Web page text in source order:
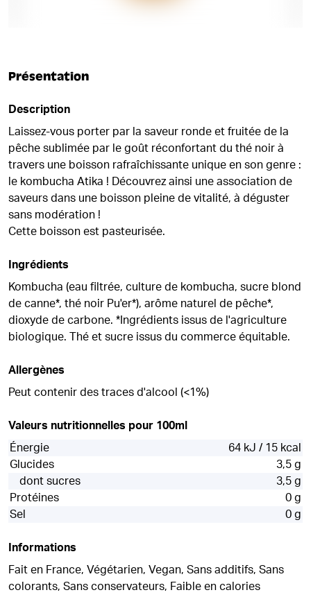
Présentation
Description
Laissez-vous porter par la saveur ronde et fruitée de la
pêche sublimée par le goût réconfortant du thé noir à
travers une boisson rafraîchissante unique en son genre :
le kombucha Atika ! Découvrez ainsi une association de
saveurs dans une boisson pleine de vitalité, à déguster
sans modération !
Cette boisson est pasteurisée.
Ingrédients
Kombucha (eau filtrée, culture de kombucha, sucre blond
de canne*, thé noir Pu'er*), arôme naturel de pêche*,
dioxyde de carbone. *Ingrédients issus de l'agriculture
biologique. Thé et sucre issus du commerce équitable.
Allergènes
Peut contenir des traces d'alcool (<1%)
Valeurs nutritionnelles pour 100ml
Énergie
64 kJ / 15 kcal
Glucides
3,5 g
dont sucres
3,5 g
Protéines
0 g
Sel
0 g
Informations
Fait en France, Végétarien, Vegan, Sans additifs, Sans
colorants, Sans conservateurs, Faible en calories